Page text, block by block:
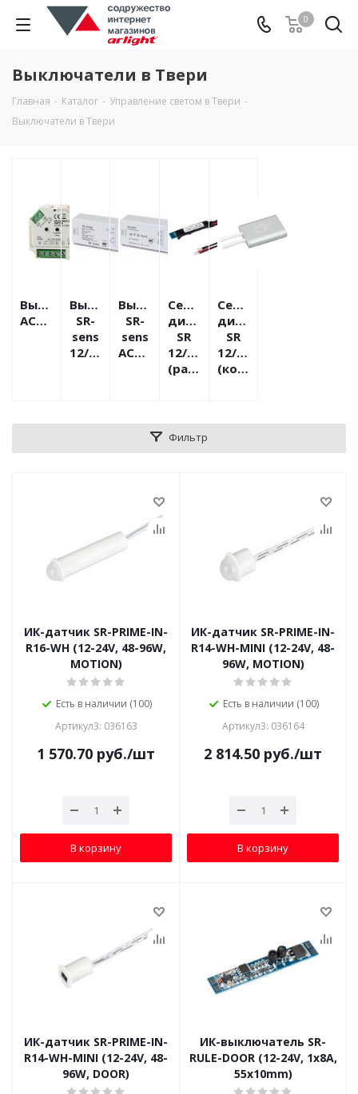
0
Выключатели в Твери
Главная - Каталог - Управление светом в Твери -
Выключатели в Твери
Выключатели
AC220V
Выключатели
SR-
sens
12/36V
Выключатели
SR-
sens
AC220V
Сенсор,
диммер
SR
12/24V
(раздельно)
Сенсор,
диммер
SR
12/36V
(комплекты)
Фильтр
ИК-датчик SR-PRIME-IN-
R16-WH (12-24V, 48-96W,
MOTION)
Есть в наличии (100)
Артикул3: 036163
1 570.70 руб./шт
В корзину
ИК-датчик SR-PRIME-IN-
R14-WH-MINI (12-24V, 48-
96W, MOTION)
Есть в наличии (100)
Артикул3: 036164
2 814.50 руб./шт
В корзину
ИК-датчик SR-PRIME-IN-
R14-WH-MINI (12-24V, 48-
96W, DOOR)
ИК-выключатель SR-
RULE-DOOR (12-24V, 1x8A,
55x10mm)